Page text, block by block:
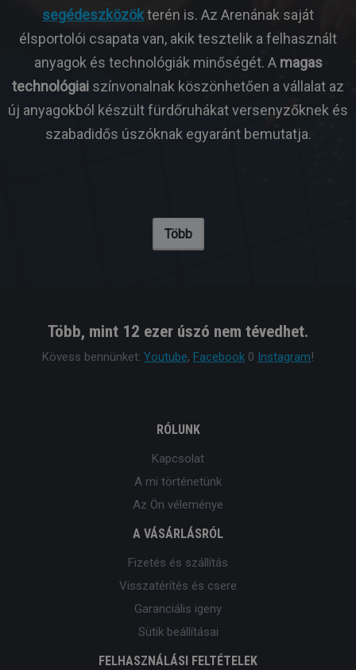
segédeszközökterén is. Az Arenának saját
élsportolói csapata van, akik tesztelik a felhasznált
anyagok és technológiák minőségét. A magas
technológiai színvonalnak köszönhetően a vállalat az
új anyagokból készült fürdőruhákat versenyzőknek és
szabadidős úszóknak egyaránt bemutatja.
Több
Több, mint 12 ezer úszó nem tévedhet.
Kövess bennünket: Youtube, Facebook 0 Instagram!
RÓLUNK
Kapcsolat
A mi történetünk
Az Ön véleménye
A VÁSÁRLÁSRÓL
Fizetés és szállítás
Visszatérítés és csere
Garanciális igeny
Sütik beállításai
FELHASZNÁLÁSI FELTÉTELEK